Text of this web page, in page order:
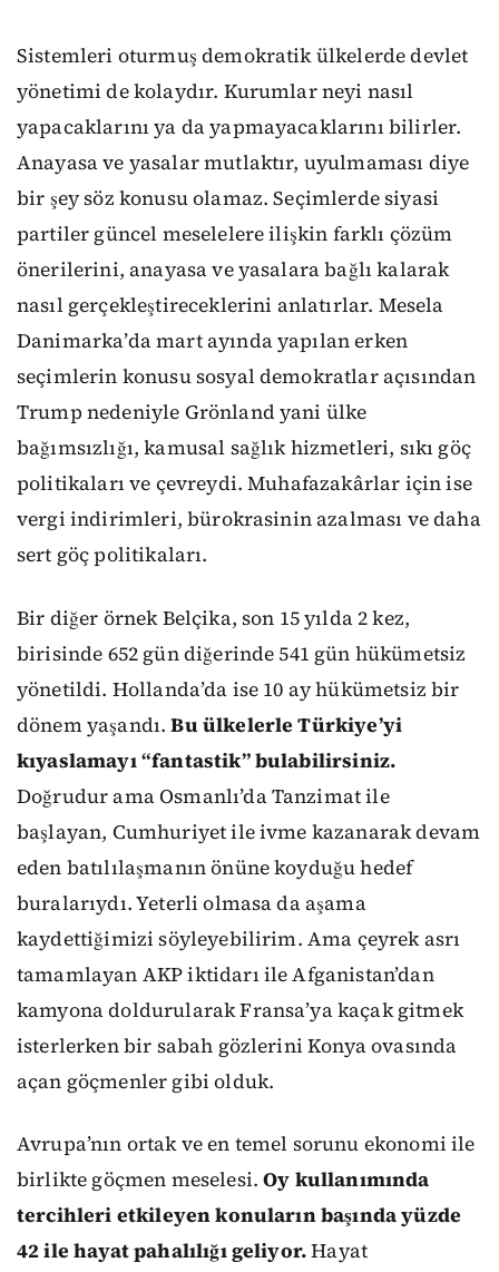
Sistemleri oturmuş demokratik ülkelerde devlet
yönetimi de kolaydır. Kurumlar neyi nasıl
yapacaklarını ya da yapmayacaklarını bilirler.
Anayasa ve yasalar mutlaktır, uyulmaması diye
bir şey söz konusu olamaz. Seçimlerde siyasi
partiler güncel meselelere ilişkin farklı çözüm
önerilerini, anayasa ve yasalara bağlı kalarak
nasıl gerçekleştireceklerini anlatırlar. Mesela
Danimarka’da mart ayında yapılan erken
seçimlerin konusu sosyal demokratlar açısından
Trump nedeniyle Grönland yani ülke
bağımsızlığı, kamusal sağlık hizmetleri, sıkı göç
politikaları ve çevreydi. Muhafazakârlar için ise
vergi indirimleri, bürokrasinin azalması ve daha
sert göç politikaları.
Bir diğer örnek Belçika, son 15 yılda 2 kez,
birisinde 652 gün diğerinde 541 gün hükümetsiz
yönetildi. Hollanda’da ise 10 ay hükümetsiz bir
dönem yaşandı.Bu ülkelerle Türkiye’yi
kıyaslamayı “fantastik” bulabilirsiniz.
Doğrudur ama Osmanlı’da Tanzimat ile
başlayan, Cumhuriyet ile ivme kazanarak devam
eden batılılaşmanın önüne koyduğu hedef
buralarıydı. Yeterli olmasa da aşama
kaydettiğimizi söyleyebilirim. Ama çeyrek asrı
tamamlayan AKP iktidarı ile Afganistan’dan
kamyona doldurularak Fransa’ya kaçak gitmek
isterlerken bir sabah gözlerini Konya ovasında
açan göçmenler gibi olduk.
Avrupa’nın ortak ve en temel sorunu ekonomi ile
birlikte göçmen meselesi.Oy kullanımında
tercihleri etkileyen konuların başında yüzde
42 ile hayat pahalılığı geliyor.Hayat